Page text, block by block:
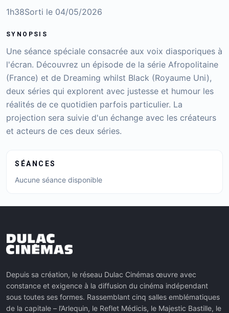
SÉANCES
Aucune séance disponible
1h38Sorti le 04/05/2026
SYNOPSIS
Une séance spéciale consacrée aux voix diasporiques à
l'écran. Découvrez un épisode de la série Afropolitaine
(France) et de Dreaming whilst Black (Royaume Uni),
deux séries qui explorent avec justesse et humour les
réalités de ce quotidien parfois particulier. La
projection sera suivie d'un échange avec les créateurs
et acteurs de ces deux séries.
Depuis sa création, le réseau Dulac Cinémas œuvre avec
constance et exigence à la diffusion du cinéma indépendant
sous toutes ses formes. Rassemblant cinq salles emblématiques
de la capitale – l’Arlequin, le Reflet Médicis, le Majestic Bastille, le